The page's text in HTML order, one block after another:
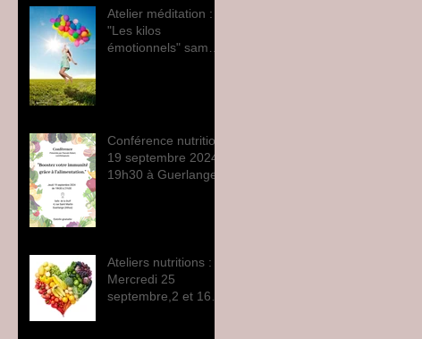
Atelier méditation :
"Les kilos
émotionnels" samedi
Conférence nutrition
19 septembre 2024
19h30 à Guerlange
Ateliers nutritions :
Mercredi 25
septembre,2 et 16